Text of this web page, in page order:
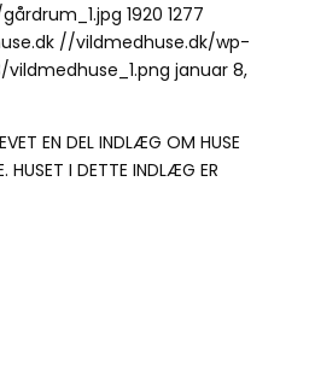
1920 1277
//vildmedhuse.dk/wp-
januar 8,
EN DEL INDLÆG OM HUSE
HUSET I DETTE INDLÆG ER